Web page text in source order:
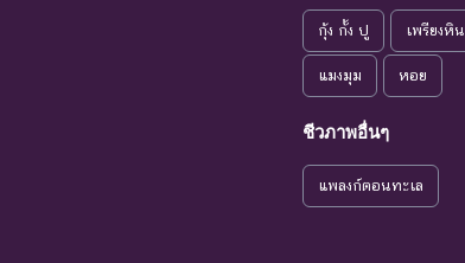
ระดับความรุนแรง : เสี่ยงน้อย (LR)
ใกล้ถูกคุกคาม
เป็นกังวลน้อย
ที่สุด
กุ้ง กั้ง ปู เพรียงหิน
แมงมุม หอย
ชีวภาพอื่นๆ
แพลงก์ตอนทะเล